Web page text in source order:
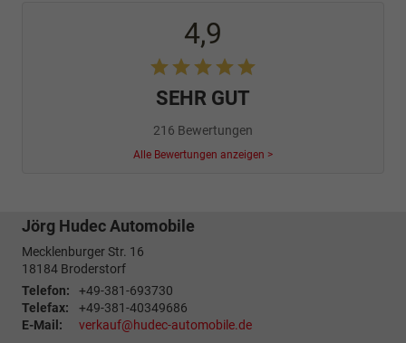
4,9
SEHR GUT
216 Bewertungen
Alle Bewertungen anzeigen >
Jörg Hudec Automobile
Mecklenburger Str. 16
18184 Broderstorf
Telefon:
+49-381-693730
Telefax:
+49-381-40349686
E-Mail:
verkauf@hudec-automobile.de